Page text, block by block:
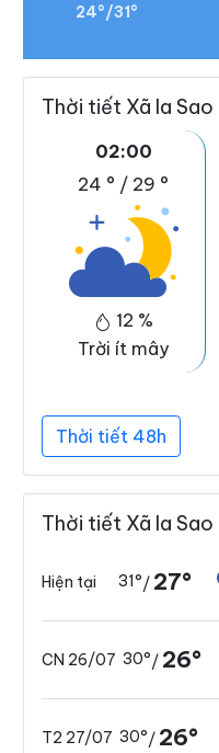
24°/31°
Thời tiết Xã Ia
02:00
24 ° / 29 °
12 %
Trời ít mây
Thời tiết 48h
Thời tiết Xã Ia
Hiện tại 31°/ 27°
CN 26/07 30°/ 26°
T2 27/07 30°/ 26°